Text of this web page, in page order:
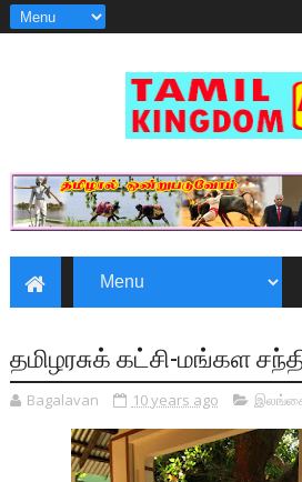
தமிழரசுக் கட்சி-மங்கள
Bagalavan 10 years ago